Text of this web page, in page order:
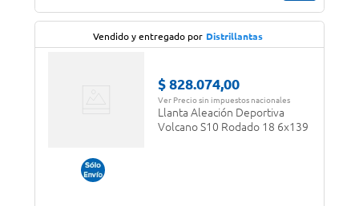
Vendido y entregado por Distrillantas
$ 828.074,00
Ver Precio sin impuestos nacionales
Llanta Aleación Deportiva
Volcano S10 Rodado 18 6x139